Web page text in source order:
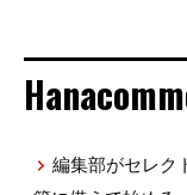
編集部がセレク